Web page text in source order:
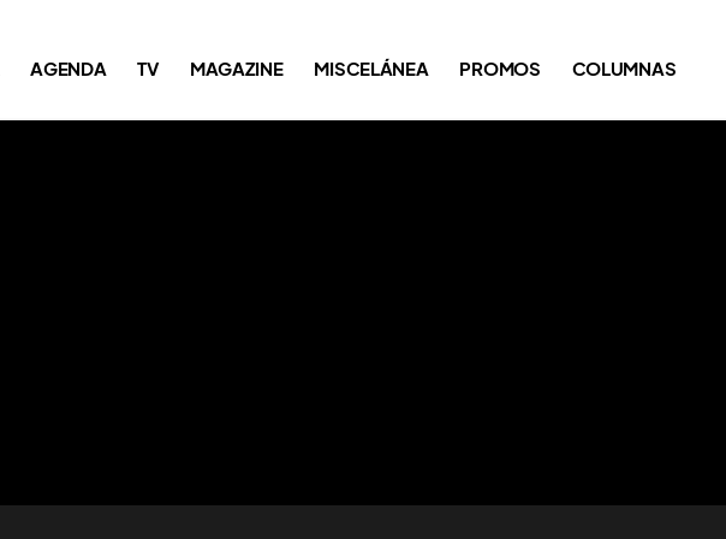
AGENDA TV MAGAZINE MISCELÁNEA PROMOS COLUMNAS